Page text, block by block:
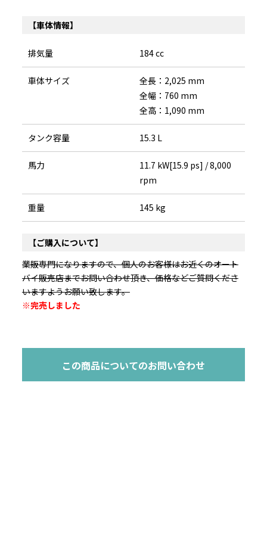
【車体情報】
排気量 184 cc
車体サイズ
全長：2,025 mm
全幅：760 mm
全高：1,090 mm
タンク容量 15.3 L
馬力
11.7 kW[15.9 ps] / 8,000
rpm
重量 145 kg
【ご購入について】
業販専門になりますので、個人のお客様はお近くのオート
バイ販売店までお問い合わせ頂き、価格などご質問くださ
いますようお願い致します。
※完売しました
この商品についてのお問い合わせ